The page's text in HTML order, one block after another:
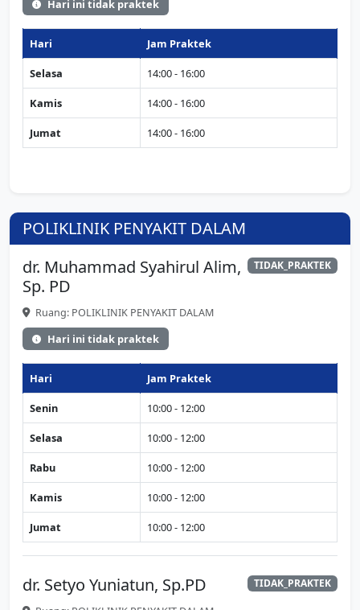
Hari ini tidak praktek
Hari Jam Praktek
Selasa 14:00 - 16:00
Kamis 14:00 - 16:00
Jumat 14:00 - 16:00
POLIKLINIK PENYAKIT DALAM
dr. Muhammad Syahirul Alim,
Sp. PD
TIDAK_PRAKTEK
Ruang: POLIKLINIK PENYAKIT DALAM
Hari ini tidak praktek
Hari Jam Praktek
Senin 10:00 - 12:00
Selasa 10:00 - 12:00
Rabu 10:00 - 12:00
Kamis 10:00 - 12:00
Jumat 10:00 - 12:00
dr. Setyo Yuniatun, Sp.PD TIDAK_PRAKTEK